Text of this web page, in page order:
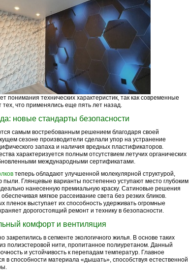
понимания технических характеристик, так как современные
что применялись еще пять лет назад.
новые стандарты безопасности
самым востребованным решением благодаря своей
сезоне производители сделали упор на устранение
запаха и наличия вредных пластификаторов.
характеризуется полным отсутствием летучих органических
международными сертификатами.
теперь обладают улучшенной молекулярной структурой,
пыли. Глянцевые варианты постепенно уступают место глубоким
нанесенную премиальную краску. Сатиновые решения
мягкое рассеивание света без резких бликов.
выступает их способность удерживать огромные
дорогостоящий ремонт и технику в безопасности.
комфорт и вентиляция
закрепились в сегменте экологичного жилья. В основе таких
полиэстеровой нити, пропитанное полиуретаном. Данный
и устойчивость к перепадам температур. Главное
в способности материала «дышать», способствуя естественной